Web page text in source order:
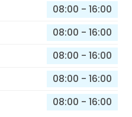
08:00 - 16:00
08:00 - 16:00
08:00 - 16:00
08:00 - 16:00
08:00 - 16:00